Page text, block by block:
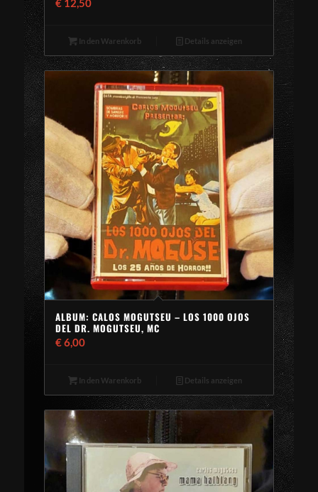
€ 12,50
In den Warenkorb Details anzeigen
ALBUM: CALOS MOGUTSEU – LOS 1000 OJOS
DEL DR. MOGUTSEU, MC
€6,00
In den Warenkorb Details anzeigen